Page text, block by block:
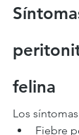
felina
Los
Fiebre